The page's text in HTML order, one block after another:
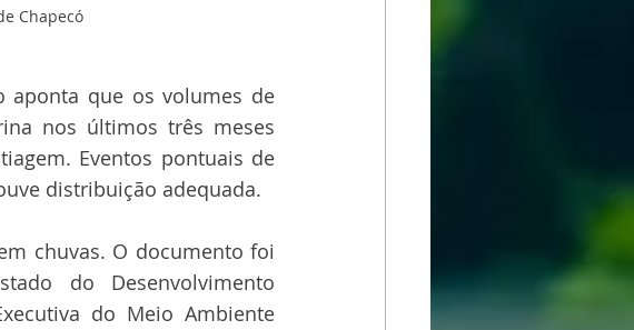
Chapecó
aponta que os volumes de
nos últimos três meses
Eventos pontuais de
distribuição adequada.
chuvas. O documento foi
do Desenvolvimento
do Meio Ambiente